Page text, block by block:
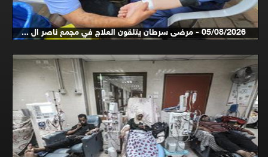
05/08/2026 - مرضى سرطان يتلقون العلاج في مجمع ناصر ال ...